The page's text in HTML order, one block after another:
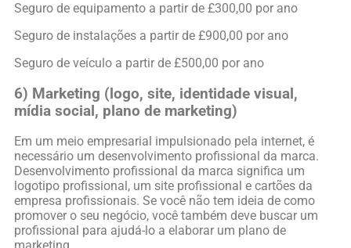
Seguro de equipamento a partir de £300,00 por ano
Seguro de instalações a partir de £900,00 por ano
Seguro de veículo a partir de £500,00 por ano
6) Marketing (logo, site, identidade visual,
mídia social, plano de marketing)
Em um meio empresarial impulsionado pela internet, é
necessário um desenvolvimento profissional da marca.
Desenvolvimento profissional da marca significa um
logotipo profissional, um site profissional e cartões da
empresa profissionais. Se você não tem ideia de como
promover o seu negócio, você também deve buscar um
profissional para ajudá-lo a elaborar um plano de